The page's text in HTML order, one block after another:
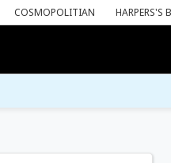
COSMOPOLITIAN HARPERS'S